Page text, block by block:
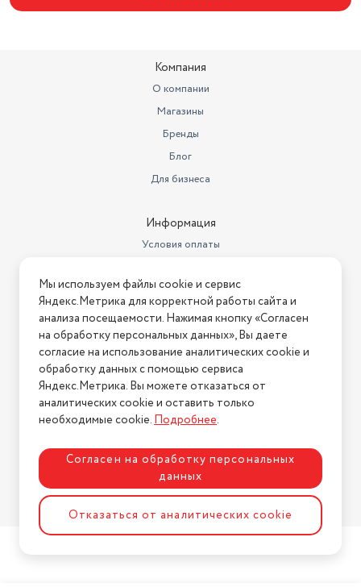
Компания
О компании
Магазины
Бренды
Блог
Для бизнеса
Информация
Условия оплаты
Условия возврата
Нашли ошибку на сайте? Напишите нам
2026 © Интернет-магазин "АстМаркет". У нас есть всё!
Политика конфиденциальности
Разработка сайтаASTDESIGN
Мы используем файлы cookie и сервис
Яндекс.Метрика для корректной работы сайта и
анализа посещаемости. Нажимая кнопку «Согласен
на обработку персональных данных», Вы даете
согласие на использование аналитических cookie и
обработку данных с помощью сервиса
Яндекс.Метрика. Вы можете отказаться от
аналитических cookie и оставить только
необходимые cookie.Подробнее.
Согласен на обработку персональных
данных
Отказаться от аналитических cookie